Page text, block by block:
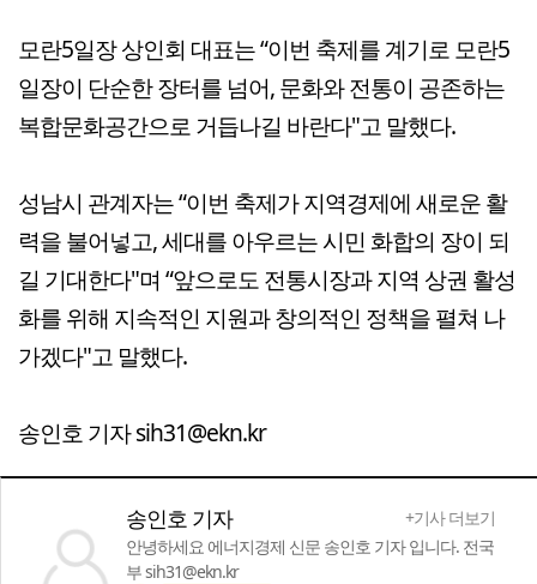
모란5일장 상인회 대표는 “이번 축제를 계기로 모란5
일장이 단순한 장터를 넘어, 문화와 전통이 공존하는
복합문화공간으로 거듭나길 바란다"고 말했다.
성남시 관계자는 “이번 축제가 지역경제에 새로운 활
력을 불어넣고, 세대를 아우르는 시민 화합의 장이 되
길 기대한다"며 “앞으로도 전통시장과 지역 상권 활성
화를 위해 지속적인 지원과 창의적인 정책을 펼쳐 나
가겠다"고 말했다.
송인호 기자 sih31@ekn.kr
송인호 기자
+기사 더보기
안녕하세요 에너지경제 신문 송인호 기자 입니다. 전국
부 sih31@ekn.kr